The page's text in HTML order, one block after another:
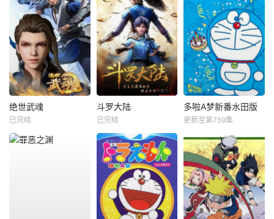
绝世武魂
已完结
斗罗大陆
已完结
多啦A梦新番水田版
更新至第759集